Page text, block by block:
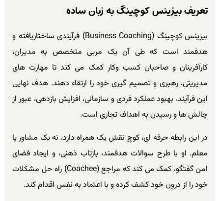
تعریف بیزینس کوچینگ به زبان ساده
بیزینس کوچینگ (Business Coaching) فرآیندی ساختاریافته و
هدفمند است که طی آن یک مربی متخصص به مدیران،
کارآفرینان و صاحبان کسب وکار کمک می کند تا مهارت های
مدیریتی، رهبری و تصمیم گیری خود را ارتقاء دهند. هدف نهایی
این فرآیند، بهبود عملکرد فردی و سازمانی، افزایش بازدهی، عبور از
چالش ها و رسیدن به اهداف تجاری است.
در این رابطه حرفه ای، کوچ نقش یک همراه دارد، نه یک مشاور یا
معلم. او با طرح سوالات هدفمند، بازتاب ذهنی، و ایجاد فضای
امن گفتگو، کمک می کند که مراجع (Coachee) راه حل مشکلات
خود را از درون خود کشف کرده و با اعتماد به نفس اقدام کند.